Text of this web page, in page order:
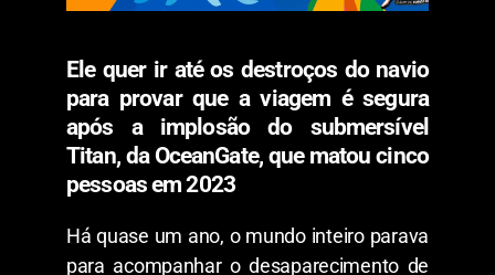
Ele quer ir até os destroços do navio
para provar que a viagem é segura
após a implosão do submersível
Titan, da OceanGate, que matou cinco
pessoas em 2023
Há quase um ano, o mundo inteiro parava
para acompanhar o desaparecimento de